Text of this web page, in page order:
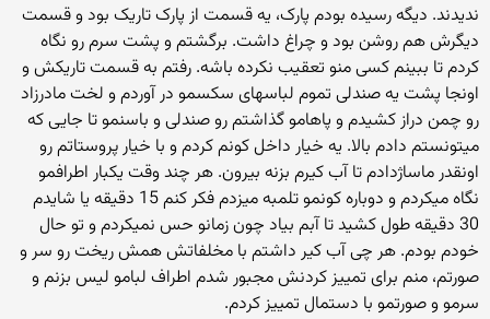
ندیدند. دیگه رسیده بودم پارک، یه قسمت از پارک تاریک بود و قسمت
دیگرش هم روشن بود و چراغ داشت. برگشتم و پشت سرم رو نگاه
کردم تا ببینم کسی منو تعقیب نکرده باشه. رفتم به قسمت تاریکش و
اونجا پشت یه صندلی تموم لباسهای سکسمو در آوردم و لخت مادرزاد
رو چمن دراز کشیدم و پاهامو گذاشتم رو صندلی و باسنمو تا جایی که
میتونستم دادم بالا. یه خیار داخل کونم کردم و با خیار پروستاتم رو
اونقدر ماساژدادم تا آب کیرم بزنه بیرون. هر چند وقت یکبار اطرافمو
نگاه میکردم و دوباره کونمو تلمبه میزدم فکر کنم 15 دقیقه یا شایدم
30 دقیقه طول کشید تا آبم بیاد چون زمانو حس نمیکردم و تو حال
خودم بودم. هر چی آب کیر داشتم با مخلفاتش همش ریخت رو سر و
صورتم، منم برای تمییز کردنش مجبور شدم اطراف لبامو لیس بزنم و
سرمو و صورتمو با دستمال تمییز کردم.